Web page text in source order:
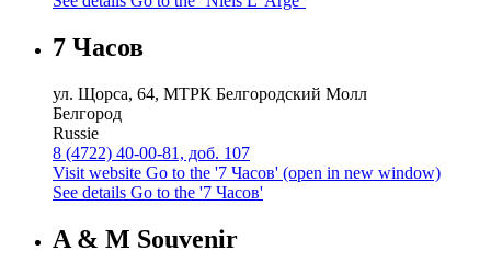
7 Часов
ул. Щорса, 64, МТРК Белгородский Молл
Белгород
Russie
8 (4722) 40-00-81, доб. 107
Visit website Go to the '7 Часов' (open in new window)
See details Go to the '7 Часов'
A & M Souvenir